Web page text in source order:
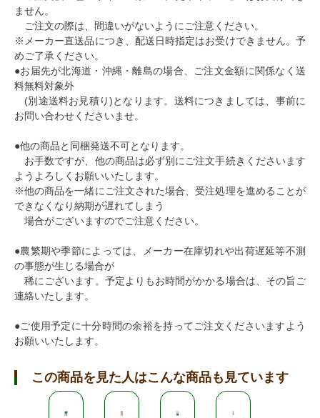
ません。
ご注文の際は、間違いがないようにご注意ください。
※メーカー直送品につき、配送日時指定はお受けできません。予
めご了承ください。
●お届先が北海道・沖縄・離島の場合、ご注文金額に関係なく送
料無料対象外
(別途送料お見積り)となります。送料につきましては、事前に
お問い合わせくださいませ。
●他の商品と同梱発送不可となります。
お手数ですが、他の商品は必ず別にご注文手続きくださいます
ようよろしくお願いいたします。
※他の商品を一緒にご注文された場合、受注処理を進めることが
できなくなり納期が遅れてしまう
場合がございますのでご注意ください。
●農繁期や季節によっては、メーカー在庫切れや出荷遅延等不測
の事態が生じる場合が
稀にございます。予定よりもお時間がかかる場合は、その旨ご
連絡いたします。
●ご使用予定に十分時間の余裕を持ってご注文くださいますよう
お願いいたします。
この商品を見た人はこんな商品も見ています